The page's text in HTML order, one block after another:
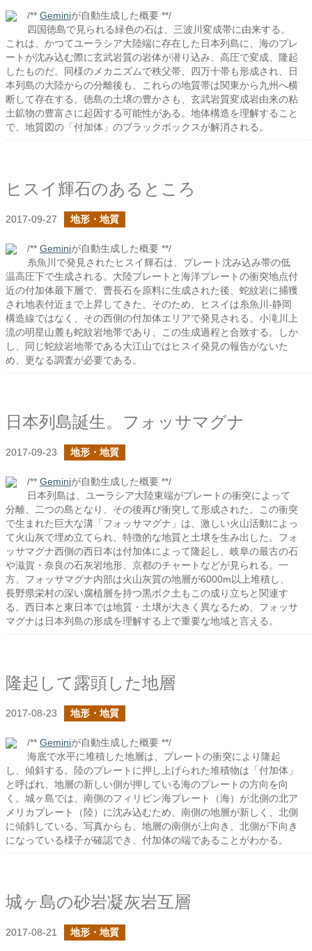
/** Geminiが自動生成した概要 **/
四国徳島で見られる緑色の石は、三波川変成帯に由来する。
これは、かつてユーラシア大陸端に存在した日本列島に、海のプレ
ートが沈み込む際に玄武岩質の岩体が潜り込み、高圧で変成、隆起
したものだ。同様のメカニズムで秩父帯、四万十帯も形成され、日
本列島の大陸からの分離後も、これらの地質帯は関東から九州へ横
断して存在する。徳島の土壌の豊かさも、玄武岩質変成岩由来の粘
土鉱物の豊富さに起因する可能性がある。地体構造を理解すること
で、地質図の「付加体」のブラックボックスが解消される。
ヒスイ輝石のあるところ
2017-09-27 地形・地質
/** Geminiが自動生成した概要 **/
糸魚川で発見されたヒスイ輝石は、プレート沈み込み帯の低
温高圧下で生成される。大陸プレートと海洋プレートの衝突地点付
近の付加体最下層で、曹長石を原料に生成された後、蛇紋岩に捕獲
され地表付近まで上昇してきた。そのため、ヒスイは糸魚川-静岡
構造線ではなく、その西側の付加体エリアで発見される。小滝川上
流の明星山麓も蛇紋岩地帯であり、この生成過程と合致する。しか
し、同じ蛇紋岩地帯である大江山ではヒスイ発見の報告がないた
め、更なる調査が必要である。
日本列島誕生。フォッサマグナ
2017-09-23 地形・地質
/** Geminiが自動生成した概要 **/
日本列島は、ユーラシア大陸東端がプレートの衝突によって
分離、二つの島となり、その後再び衝突して形成された。この衝突
で生まれた巨大な溝「フォッサマグナ」は、激しい火山活動によっ
て火山灰で埋め立てられ、特徴的な地質と土壌を生み出した。フォ
ッサマグナ西側の西日本は付加体によって隆起し、岐阜の最古の石
や滋賀・奈良の石灰岩地形、京都のチャートなどが見られる。一
方、フォッサマグナ内部は火山灰質の地層が6000m以上堆積し、
長野県栄村の深い腐植層を持つ黒ボク土もこの成り立ちと関連す
る。西日本と東日本では地質・土壌が大きく異なるため、フォッサ
マグナは日本列島の形成を理解する上で重要な地域と言える。
隆起して露頭した地層
2017-08-23 地形・地質
/** Geminiが自動生成した概要 **/
海底で水平に堆積した地層は、プレートの衝突により隆起
し、傾斜する。陸のプレートに押し上げられた堆積物は「付加体」
と呼ばれ、地層の新しい側が押している海のプレートの方向を向
く。城ヶ島では、南側のフィリピン海プレート（海）が北側の北ア
メリカプレート（陸）に沈み込むため、南側の地層が新しく、北側
に傾斜している。写真からも、地層の南側が上向き、北側が下向き
になっている様子が確認でき、付加体の端であることがわかる。
城ヶ島の砂岩凝灰岩互層
2017-08-21 地形・地質